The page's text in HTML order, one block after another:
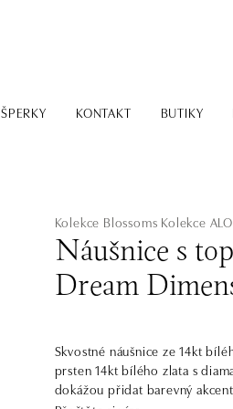
KONTAKT BUTIKY
Kolekce Blossoms Kolekce ALO
Náušnice s
Dream
Skvostné náušnice ze 14kt
prsten 14kt bílého zlata s
dokážou přidat barevný